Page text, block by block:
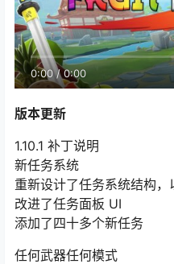
0:00/0:00
版本更新
1.10.1 补丁说明
新任务系统
重新设计了任务系统结构
改进了任务面板 UI
添加了四十多个新任务
任何武器任何模式